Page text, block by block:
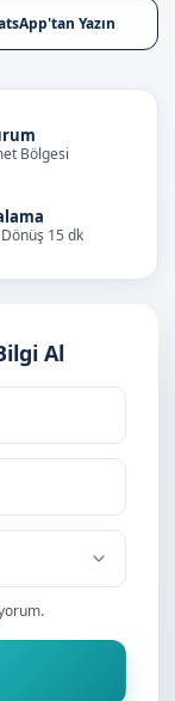
Yazın
Bölgesi
15 dk
Al